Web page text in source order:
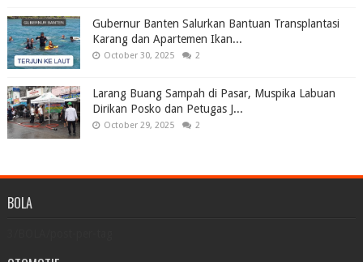
Gubernur Banten Salurkan Bantuan Transplantasi
Karang dan Apartemen Ikan...
October 30, 2025 2
Larang Buang Sampah di Pasar, Muspika Labuan
Dirikan Posko dan Petugas J...
October 29, 2025 2
BOLA